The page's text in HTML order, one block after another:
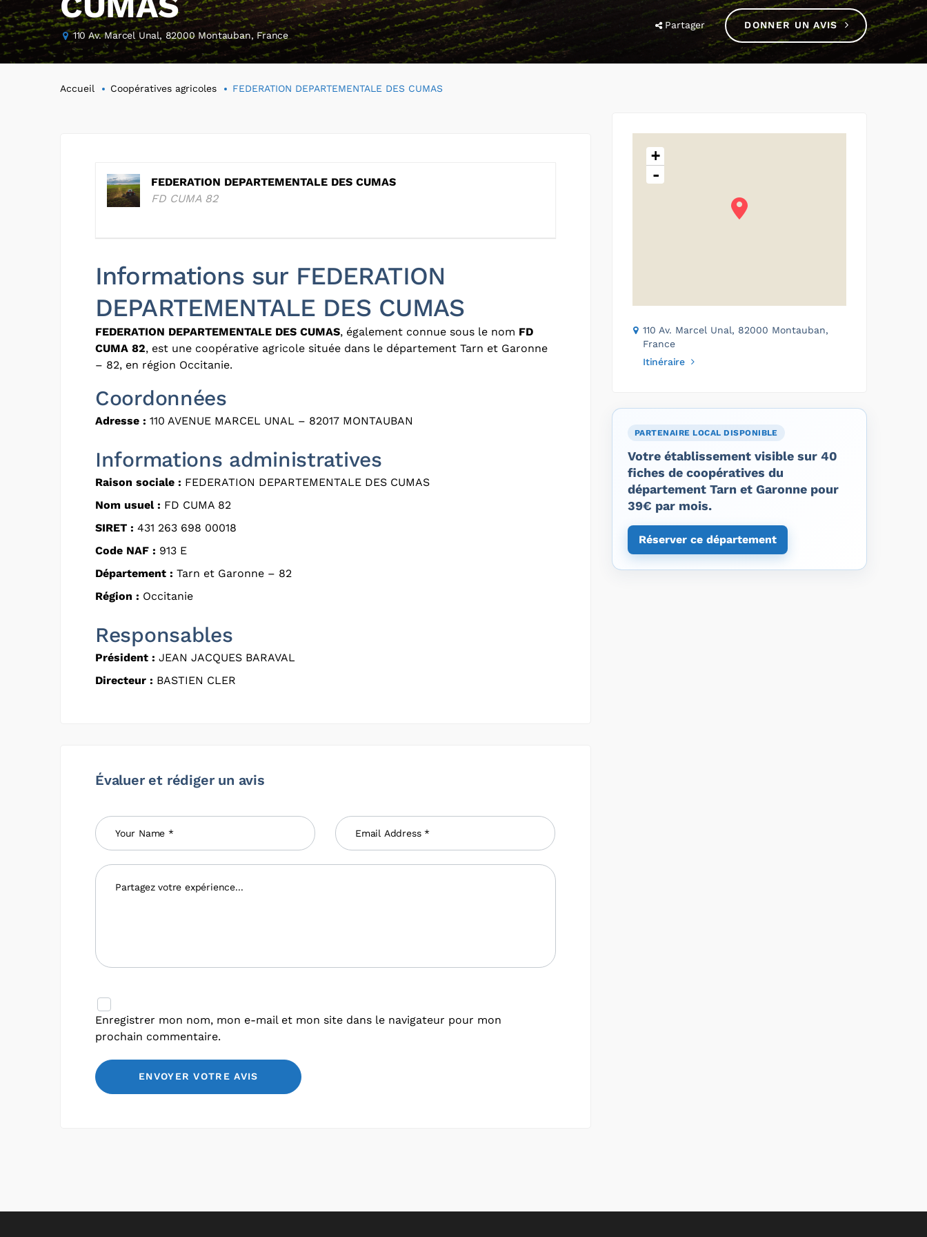
110 Av. Marcel Unal, 82000 Montauban, France
Partager DONNER UN AVIS
Accueil Coopératives agricoles FEDERATION DEPARTEMENTALE DES CUMAS
FEDERATION DEPARTEMENTALE DES CUMAS
FD CUMA 82
Informations sur FEDERATION
DEPARTEMENTALE DES CUMAS
FEDERATION DEPARTEMENTALE DES CUMAS, également connue sous le nom FD
CUMA 82, est une coopérative agricole située dans le département Tarn et Garonne
– 82, en région Occitanie.
Coordonnées
Adresse : 110 AVENUE MARCEL UNAL – 82017 MONTAUBAN
Informations administratives
Raison sociale : FEDERATION DEPARTEMENTALE DES CUMAS
Nom usuel : FD CUMA 82
SIRET : 431 263 698 00018
Code NAF : 913 E
Département : Tarn et Garonne – 82
Région : Occitanie
Responsables
Président : JEAN JACQUES BARAVAL
Directeur : BASTIEN CLER
Évaluer et rédiger un avis
Enregistrer mon nom, mon e-mail et mon site dans le navigateur pour mon
prochain commentaire.
+
-
110 Av. Marcel Unal, 82000 Montauban,
France
Itinéraire
PARTENAIRE LOCAL DISPONIBLE
Votre établissement visible sur 40
fiches de coopératives du
département Tarn et Garonne pour
39€ par mois.
Réserver ce département